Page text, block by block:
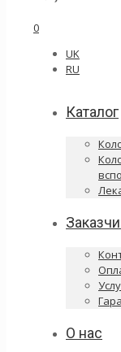
0
UK
RU
Каталог
О нас